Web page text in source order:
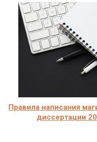
Правила написания
диссертации